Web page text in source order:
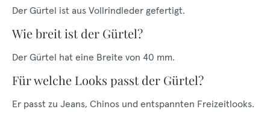
Der Gürtel ist aus Vollrindleder gefertigt.
Wie breit ist der Gürtel?
Der Gürtel hat eine Breite von 40 mm.
Für welche Looks passt der Gürtel?
Er passt zu Jeans, Chinos und entspannten Freizeitlooks.